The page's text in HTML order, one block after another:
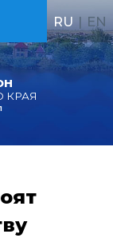
КРАЯ
RU | EN